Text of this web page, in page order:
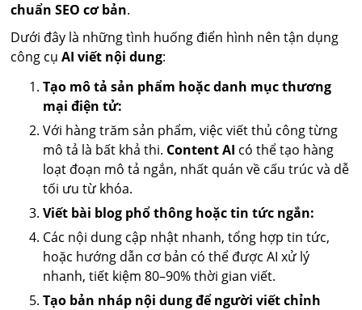
chuẩn SEO cơ bản.
Dưới đây là những tình huống điển hình nên tận dụng
công cụAI viết nội dung:
Tạo mô tả sản phẩm hoặc danh mục thương
mại điện tử:
Với hàng trăm sản phẩm, việc viết thủ công từng
mô tả là bất khả thi. Content AI có thể tạo hàng
loạt đoạn mô tả ngắn, nhất quán về cấu trúc và dễ
tối ưu từ khóa.
Viết bài blog phổ thông hoặc tin tức ngắn:
Các nội dung cập nhật nhanh, tổng hợp tin tức,
hoặc hướng dẫn cơ bản có thể được AI xử lý
nhanh, tiết kiệm 80–90% thời gian viết.
Tạo bản nháp nội dung để người viết chỉnh